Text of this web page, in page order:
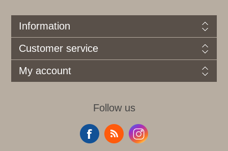
Information
Customer service
My account
Follow us